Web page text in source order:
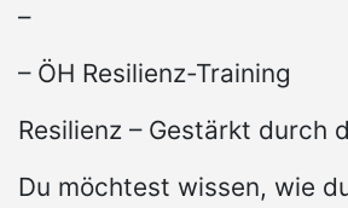
–
– ÖH Resilienz-Training
Resilienz – Gestärkt durch
Du möchtest wissen, wie